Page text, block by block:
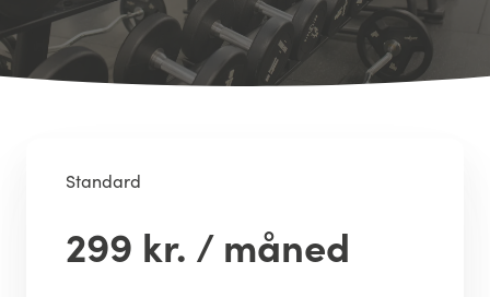
Standard
299 kr. / måned